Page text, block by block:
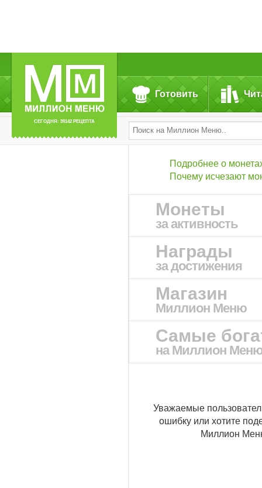
СЕГОДНЯ: 39142 РЕЦЕПТА
Готовить
Подробнее о
Почему исчезают
Монеты
за активность
Награды
за достижения
Магазин
Миллион Меню
Самые
на Миллион
Уважаемые
ошибку или хотите
Миллион